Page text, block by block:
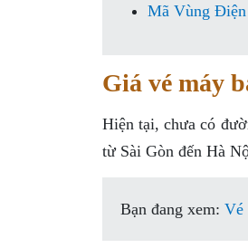
Mã Vùng Điện
Giá vé máy
Hiện tại, chưa có
từ Sài Gòn đến Hà
Bạn đang xem: Vé